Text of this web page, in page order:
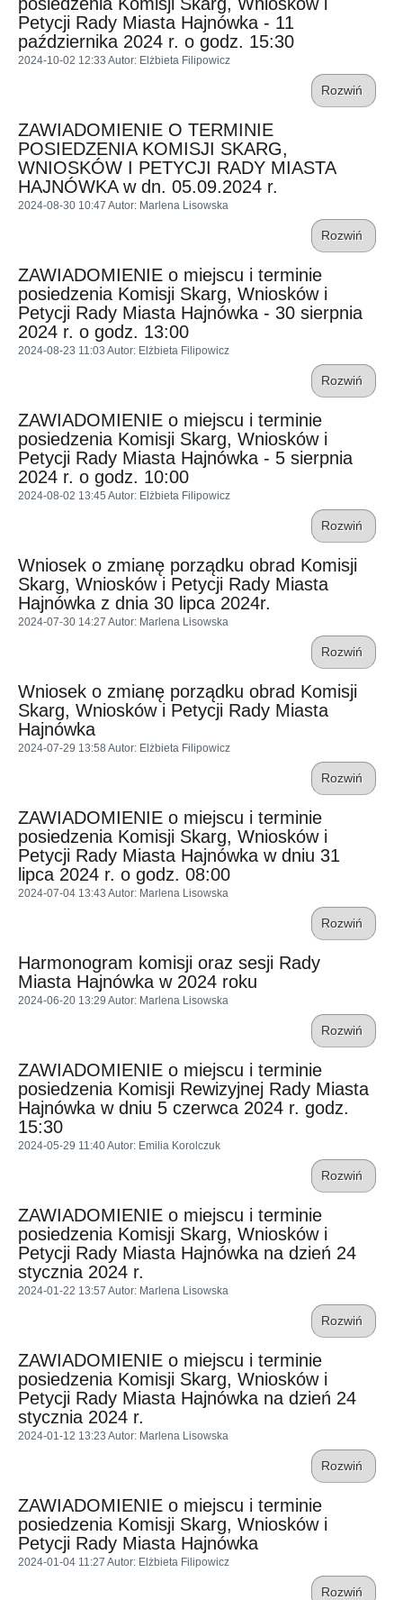
Petycji Rady Miasta Hajnówka - 11
października 2024 r. o godz. 15:30
2024-10-02 12:33 Autor: Elżbieta Filipowicz
Rozwiń
ZAWIADOMIENIE O TERMINIE
POSIEDZENIA KOMISJI SKARG,
WNIOSKÓW I PETYCJI RADY MIASTA
HAJNÓWKA w dn. 05.09.2024 r.
2024-08-30 10:47 Autor: Marlena Lisowska
Rozwiń
ZAWIADOMIENIE o miejscu i terminie
posiedzenia Komisji Skarg, Wniosków i
Petycji Rady Miasta Hajnówka - 30 sierpnia
2024 r. o godz. 13:00
2024-08-23 11:03 Autor: Elżbieta Filipowicz
Rozwiń
ZAWIADOMIENIE o miejscu i terminie
posiedzenia Komisji Skarg, Wniosków i
Petycji Rady Miasta Hajnówka - 5 sierpnia
2024 r. o godz. 10:00
2024-08-02 13:45 Autor: Elżbieta Filipowicz
Rozwiń
Wniosek o zmianę porządku obrad Komisji
Skarg, Wniosków i Petycji Rady Miasta
Hajnówka z dnia 30 lipca 2024r.
2024-07-30 14:27 Autor: Marlena Lisowska
Rozwiń
Wniosek o zmianę porządku obrad Komisji
Skarg, Wniosków i Petycji Rady Miasta
Hajnówka
2024-07-29 13:58 Autor: Elżbieta Filipowicz
Rozwiń
ZAWIADOMIENIE o miejscu i terminie
posiedzenia Komisji Skarg, Wniosków i
Petycji Rady Miasta Hajnówka w dniu 31
lipca 2024 r. o godz. 08:00
2024-07-04 13:43 Autor: Marlena Lisowska
Rozwiń
Harmonogram komisji oraz sesji Rady
Miasta Hajnówka w 2024 roku
2024-06-20 13:29 Autor: Marlena Lisowska
Rozwiń
ZAWIADOMIENIE o miejscu i terminie
posiedzenia Komisji Rewizyjnej Rady Miasta
Hajnówka w dniu 5 czerwca 2024 r. godz.
15:30
2024-05-29 11:40Autor: Emilia Korolczuk
Rozwiń
ZAWIADOMIENIE o miejscu i terminie
posiedzenia Komisji Skarg, Wniosków i
Petycji Rady Miasta Hajnówka na dzień 24
stycznia 2024 r.
2024-01-22 13:57 Autor: Marlena Lisowska
Rozwiń
ZAWIADOMIENIE o miejscu i terminie
posiedzenia Komisji Skarg, Wniosków i
Petycji Rady Miasta Hajnówka na dzień 24
stycznia 2024 r.
2024-01-12 13:23 Autor: Marlena Lisowska
Rozwiń
ZAWIADOMIENIE o miejscu i terminie
posiedzenia Komisji Skarg, Wniosków i
Petycji Rady Miasta Hajnówka
2024-01-04 11:27 Autor: Elżbieta Filipowicz
Rozwiń